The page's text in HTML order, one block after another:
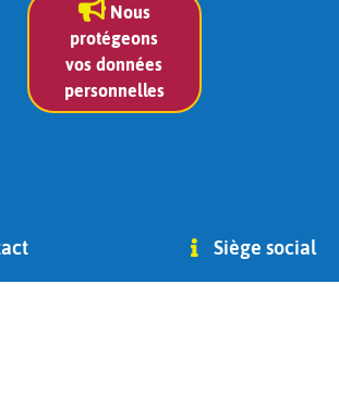
Nous
protégeons
vos données
personnelles
Siège social